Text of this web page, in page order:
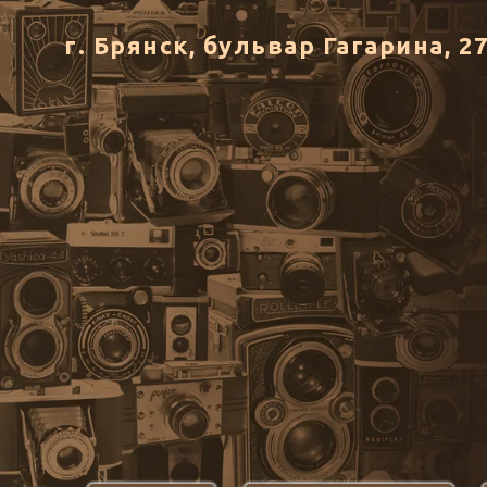
г. Брянск, бульвар Гагарина,